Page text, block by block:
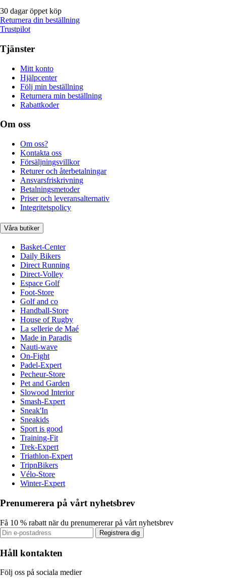
30 dagar öppet köp
Returnera din beställning
Trustpilot
Tjänster
Mitt konto
Hjälpcenter
Följ min beställning
Returnera min beställning
Rabattkoder
Om oss
Om oss?
Kontakta oss
Försäljningsvillkor
Returer och återbetalningar
Ansvarsfriskrivning
Betalningsmetoder
Priser och leveransalternativ
Integritetspolicy
Våra butiker
Basket-Center
Daily Bikers
Direct Running
Direct-Volley
Espace Golf
Foot-Store
Golf and co
Handball-Store
House of Rugby
La sellerie de Maé
Made in Paradis
Nauti-wave
On-Fight
Padel-Expert
Pecheur-Store
Pet and Garden
Slowood Interior
Smash-Expert
Sneak'In
Sneakids
Sport is good
Training-Fit
Trek-Expert
Triathlon-Expert
TripnBikers
Vélo-Store
Winter-Expert
Prenumerera på vårt nyhetsbrev
Få 10 % rabatt när du prenumererar på vårt nyhetsbrev
Registrera dig
Håll kontakten
Följ oss på sociala medier